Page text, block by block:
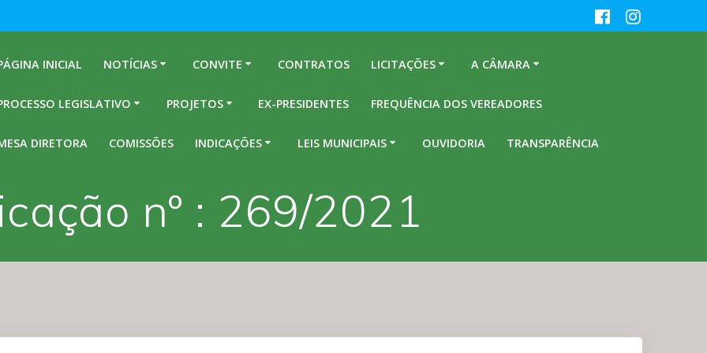
INICIAL NOTÍCIAS CONVITE CONTRATOS LICITAÇÕES A CÂMARA
LEGISLATIVO PROJETOS EX-PRESIDENTES FREQUÊNCIA DOS VEREADORES
DIRETORA COMISSÕES INDICAÇÕES LEIS MUNICIPAIS OUVIDORIA TRANSPARÊNCIA
nº : 269/2021